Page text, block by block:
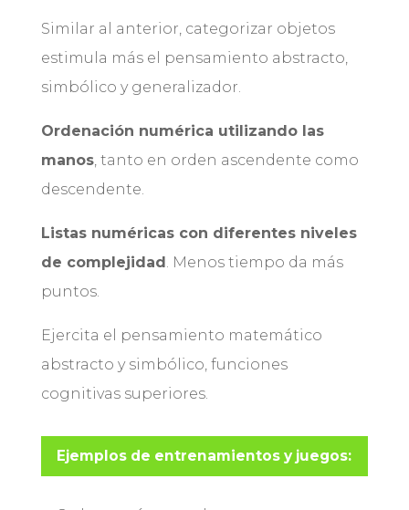
Similar al anterior, categorizar objetos
estimula más el pensamiento abstracto,
simbólico y generalizador.
Ordenación numérica utilizando las
manos, tanto en orden ascendente como
descendente.
Listas numéricas con diferentes niveles
de complejidad . Menos tiempo da más
puntos.
Ejercita el pensamiento matemático
abstracto y simbólico, funciones
cognitivas superiores.
Ejemplos de entrenamientos y juegos: